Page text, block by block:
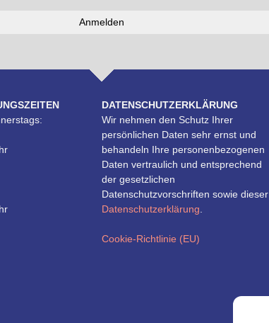
DATENSCHUTZERKLÄRUNG
Wir nehmen den Schutz Ihrer
persönlichen Daten sehr ernst und
behandeln Ihre personenbezogenen
Daten vertraulich und entsprechend
der gesetzlichen
Datenschutzvorschriften sowie dieser
Datenschutzerklärung
Cookie-Richtlinie (EU)